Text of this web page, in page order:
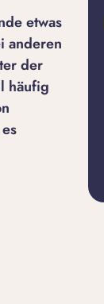
etwas
anderen
der
häufig